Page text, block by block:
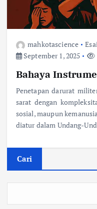
mahkotascience
September 1, 2025
Bahaya
Penetapan darurat
sarat dengan
sosial, maupun
diatur dalam Undang-
Cari